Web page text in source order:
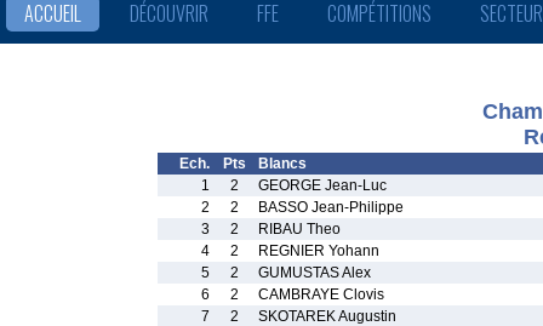
ACCUEIL DÉCOUVRIR FFE COMPÉTITIONS
Ech. Pts
Blancs
1
2
GEORGE Jean-Luc
2
2
BASSO Jean-Philippe
3
2
RIBAU Theo
4
2
REGNIER Yohann
5
2
GUMUSTAS Alex
6
2
CAMBRAYE Clovis
7
2
SKOTAREK Augustin